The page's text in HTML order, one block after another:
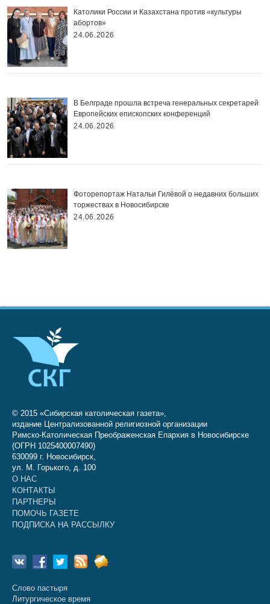
Католики России и Казахстана против «культуры
абортов»
24.06.2026
В Белграде прошла встреча генеральных секретарей
Европейских епископских конференций
24.06.2026
Фоторепортаж Натальи Гилёвой о недавних больших
торжествах в Новосибирске
24.06.2026
© 2015 «Сибирская католическая газета»,
издание Централизованной религиозной организации
Римско-Католическая Преображенская Епархия в Новосибирске
(ОГРН 1025400007490)
630099 г. Новосибирск,
ул. М. Горького, д. 100
О НАС
КОНТАКТЫ
ПАРТНЕРЫ
ПОМОЧЬ ГАЗЕТЕ
ПОДПИСКА НА РАССЫЛКУ
Слово пастыря
Литургическое время